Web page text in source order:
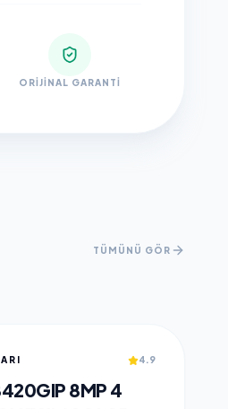
ORIJINAL GARANTI
TÜMÜNÜ GÖR
4.9
8MP 4